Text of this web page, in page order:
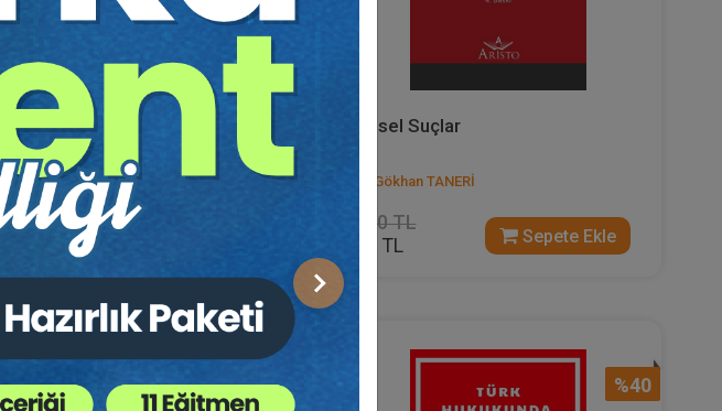
Sonraki
Sosyal Medya Aracılığıyla
Hakaret Suçu ve Suçun ...
Av. Fırat ACAY
280 TL
Cinsel Suçlar
Dr. Gökhan TANERİ
1400 TL
840 TL Sepete Ekle
%40 %40